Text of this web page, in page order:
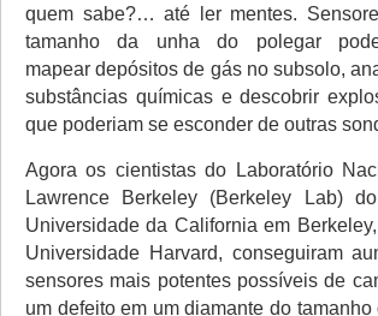
quem sabe?… até ler mentes.
tamanho da unha do polegar
mapear depósitos de gás no subsolo,
substâncias químicas e descobrir
que poderiam se esconder de outras
Agora os cientistas do Laboratório
Lawrence Berkeley (Berkeley Lab)
Universidade da California em
Universidade Harvard, conseguiram
sensores mais potentes possíveis de
um defeito em um diamante do